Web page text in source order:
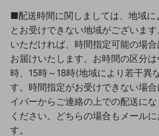
■配送時間に関しましては、地域に
とお受けできない地域がございま
いただければ、時間指定可能の場
お届けいたします。お時間の区分
時、15時～18時(地域により若干異
す。時間指定がお受けできない場
イバーからご連絡の上での配送に
ください。どちらの場合もメール
す。